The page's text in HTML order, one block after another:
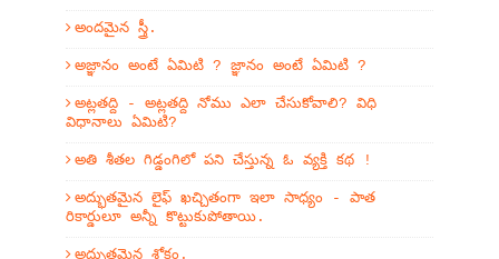
అందమైన స్త్రీ.
అజ్ఞానం అంటే ఏమిటి ? జ్ఞానం అంటే ఏమిటి ?
అట్లతద్ది - అట్లతద్ది నోము ఎలా చేసుకోవాలి? విధి
విధానాలు ఏమిటి?
అతి శీతల గిడ్డంగిలో పని చేస్తున్న ఓ వ్యక్తి కథ !
అద్భుతమైన లైఫ్ ఖచ్చితంగా ఇలా సాధ్యం - పాత
రికార్డులూ అన్నీ కొట్టుకుపోతాయి.
అద్భుతమైన శ్లోకం.